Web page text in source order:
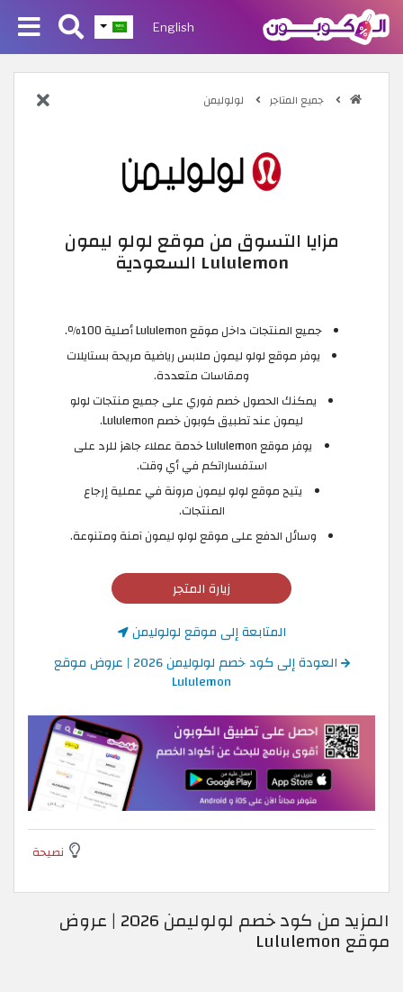
English
جميع المتاجر لولوليمن
مزايا التسوق من موقع لولو ليمون
Lululemon السعودية
جميع المنتجات داخل موقع Lululemon أصلية 100٪.
يوفر موقع لولو ليمون ملابس رياضية مريحة بستايلات
ومقاسات متعددة.
يمكنك الحصول خصم فوري على جميع منتجات لولو
ليمون عند تطبيق كوبون خصم Lululemon.
يوفر موقع Lululemon خدمة عملاء جاهز للرد على
استفساراتكم في أي وقت.
يتيح موقع لولو ليمون مرونة في عملية إرجاع
المنتجات.
وسائل الدفع على موقع لولو ليمون آمنة ومتنوعة.
زيارة المتجر
المتابعة إلى موقع لولوليمن
العودة إلى كود خصم لولوليمن 2026 | عروض موقع
Lululemon
نصيحة
المزيد من كود خصم لولوليمن 2026 | عروض
موقع Lululemon